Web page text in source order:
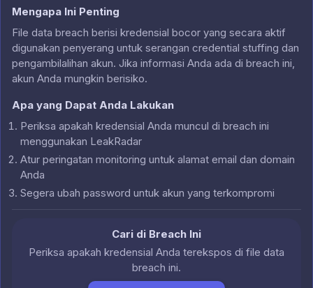
Mengapa Ini Penting
File data breach berisi kredensial bocor yang secara aktif
digunakan penyerang untuk serangan credential stuffing dan
pengambilalihan akun. Jika informasi Anda ada di breach ini,
akun Anda mungkin berisiko.
Apa yang Dapat Anda Lakukan
Periksa apakah kredensial Anda muncul di breach ini
menggunakan LeakRadar
Atur peringatan monitoring untuk alamat email dan domain
Anda
Segera ubah password untuk akun yang terkompromi
Cari di Breach Ini
Periksa apakah kredensial Anda terekspos di file data
breach ini.